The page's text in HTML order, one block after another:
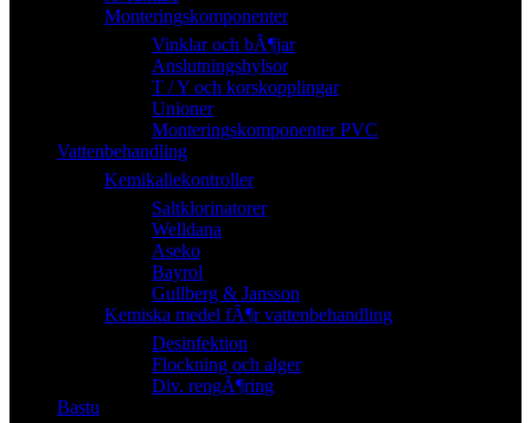
Monteringskomponenter
Vinklar och bÃ¶jar
Anslutningshylsor
T / Y och korskopplingar
Unioner
Monteringskomponenter PVC
Vattenbehandling
Kemikaliekontroller
Saltklorinatorer
Welldana
Aseko
Bayrol
Gullberg & Jansson
Kemiska medel fÃ¶r vattenbehandling
Desinfektion
Flockning och alger
Div. rengÃ¶ring
Bastu